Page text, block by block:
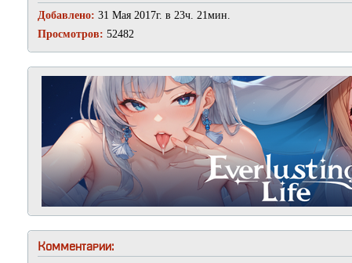
Добавлено: 31 Мая 2017г. в 23ч. 21мин.
Просмотров: 52482
Комментарии: